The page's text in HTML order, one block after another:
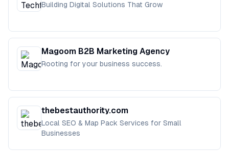
Building Digital Solutions That Grow
Magoom B2B Marketing Agency
Rooting for your business success.
thebestauthority.com
Local SEO & Map Pack Services for Small
Businesses